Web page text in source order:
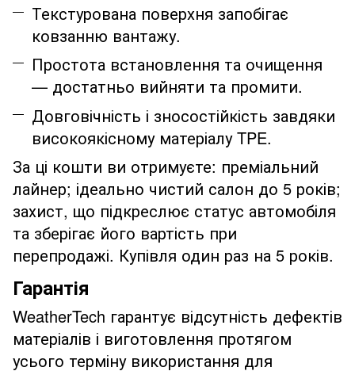
Текстурована поверхня запобігає
ковзанню вантажу.
Простота встановлення та очищення
— достатньо вийняти та промити.
Довговічність і зносостійкість завдяки
високоякісному матеріалу TPE.
За ці кошти ви отримуєте: преміальний
лайнер; ідеально чистий салон до 5 років;
захист, що підкреслює статус автомобіля
та зберігає його вартість при
перепродажі. Купівля один раз на 5 років.
Гарантія
WeatherTech гарантує відсутність дефектів
матеріалів і виготовлення протягом
усього терміну використання для